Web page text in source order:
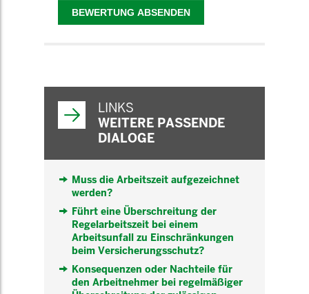
LINKS
WEITERE PASSENDE
DIALOGE
Muss die Arbeitszeit aufgezeichnet
werden?
Führt eine Überschreitung der
Regelarbeitszeit bei einem
Arbeitsunfall zu Einschränkungen
beim Versicherungsschutz?
Konsequenzen oder Nachteile für
den Arbeitnehmer bei regelmäßiger